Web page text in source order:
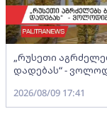
„რუსეთი
დადებას“ -
2026/08/09 17:41